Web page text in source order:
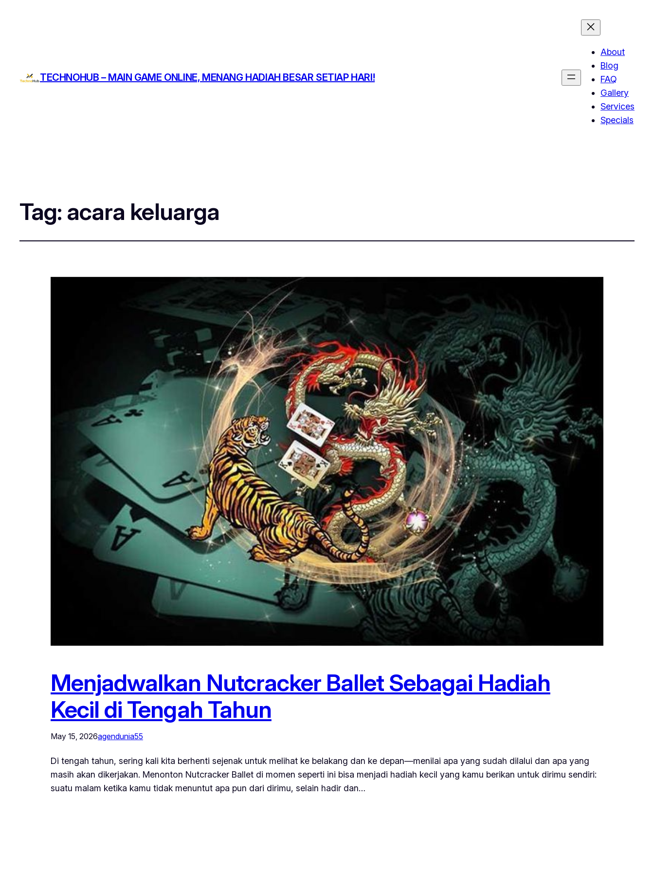
TECHNOHUB – MAIN GAME ONLINE, MENANG HADIAH BESAR SETIAP HARI!
About
Blog
FAQ
Gallery
Services
Specials
Tag: acara keluarga
Menjadwalkan Nutcracker Ballet Sebagai Hadiah
Kecil di Tengah Tahun
May 15, 2026agendunia55
Di tengah tahun, sering kali kita berhenti sejenak untuk melihat ke belakang dan ke depan—menilai apa yang sudah dilalui dan apa yang
masih akan dikerjakan. Menonton Nutcracker Ballet di momen seperti ini bisa menjadi hadiah kecil yang kamu berikan untuk dirimu sendiri:
suatu malam ketika kamu tidak menuntut apa pun dari dirimu, selain hadir dan…